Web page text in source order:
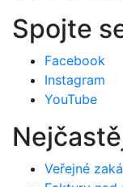
Spojte
Facebook
Instagram
YouTube
Veřejné